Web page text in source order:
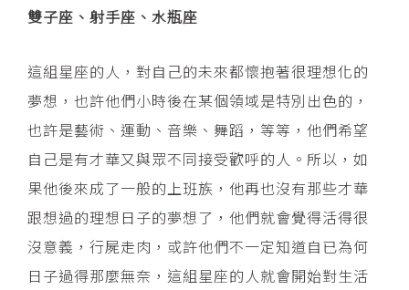
雙子座、射手座、水瓶座
這組星座的人，對自己的未來都懷抱著很理想化的
夢想，也許他們小時後在某個領域是特別出色的，
也許是藝術、運動、音樂、舞蹈，等等，他們希望
自己是有才華又與眾不同接受歡呼的人。所以，如
果他後來成了一般的上班族，他再也沒有那些才華
跟想過的理想日子的夢想了，他們就會覺得活得很
沒意義，行屍走肉，或許他們不一定知道自已為何
日子過得那麼無奈，這組星座的人就會開始對生活